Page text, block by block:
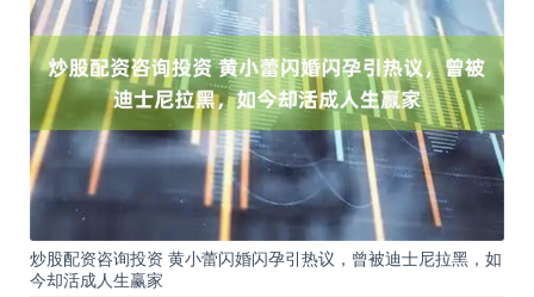
炒股配资咨询投资 黄小蕾闪婚闪孕引热议，曾被迪士尼拉黑，如
今却活成人生赢家